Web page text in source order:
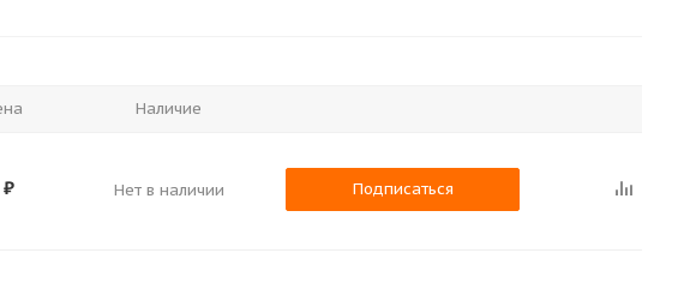
Наличие
₽ Нет в наличии Подписаться